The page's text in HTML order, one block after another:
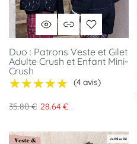
Duo : Patrons Veste et Gilet
Adulte Crush et Enfant Mini-
Crush
★★★★★
★★★★★ (4 avis)
35.80 € 28.64 €